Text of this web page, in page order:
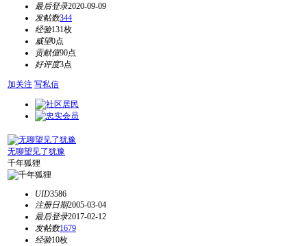
最后登录2020-09-09
发帖数344
经验131枚
威望0点
贡献值90点
好评度3点
加关注 写私信
无聊望见了犹豫
千年狐狸
UID3586
注册日期2005-03-04
最后登录2017-02-12
发帖数1679
经验10枚